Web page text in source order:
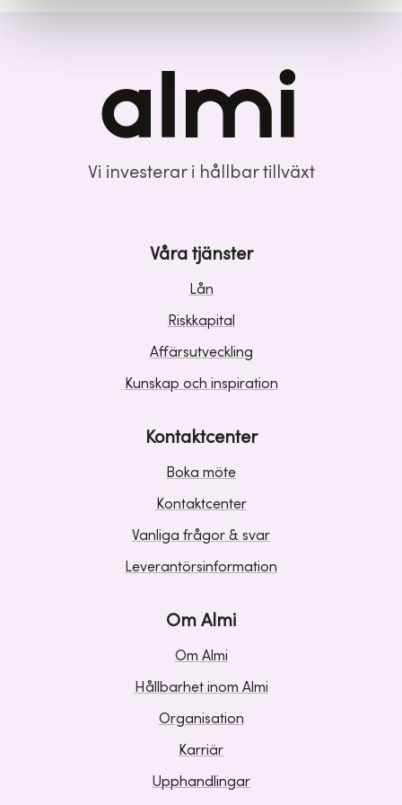
Vi investerar i hållbar tillväxt
Våra tjänster
Lån
Riskkapital
Affärsutveckling
Kunskap och inspiration
Kontaktcenter
Boka möte
Kontaktcenter
Vanliga frågor & svar
Leverantörsinformation
Om Almi
Om Almi
Hållbarhet inom Almi
Organisation
Karriär
Upphandlingar